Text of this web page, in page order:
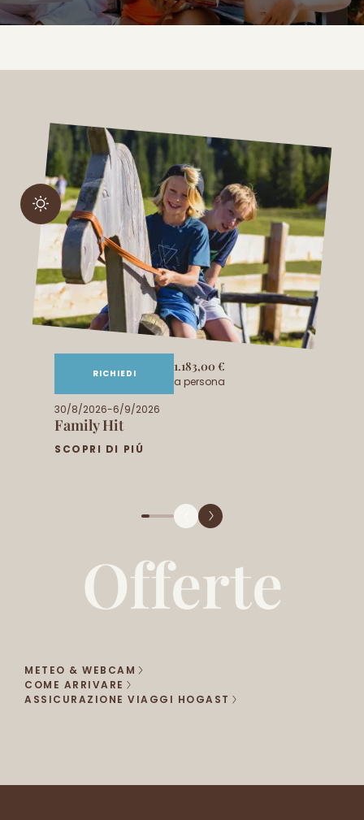
RICHIEDI 1.183,00 €
a persona
30/8/2026-6/9/2026
Family Hit
SCOPRI DI PIÚ
Offerte
METEO & WEBCAM
COME ARRIVARE
ASSICURAZIONE VIAGGI HOGAST
DIVERTITEVI
SCOPRITE
VIVETE